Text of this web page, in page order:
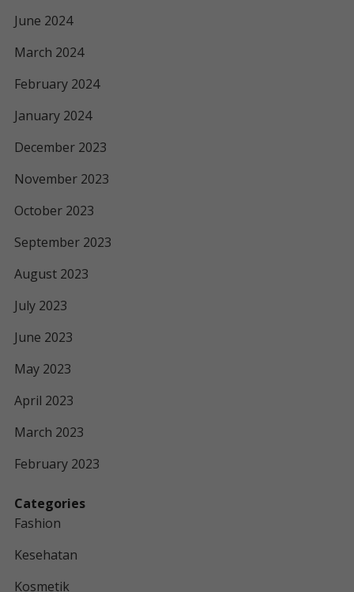
June 2024
March 2024
February 2024
January 2024
December 2023
November 2023
October 2023
September 2023
August 2023
July 2023
June 2023
May 2023
April 2023
March 2023
February 2023
Categories
Fashion
Kesehatan
Kosmetik